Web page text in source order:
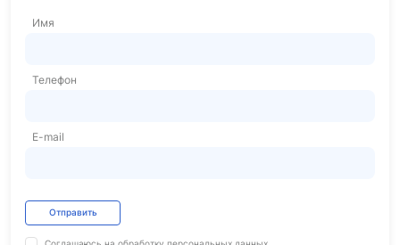
Имя
Телефон
E-mail
Отправить